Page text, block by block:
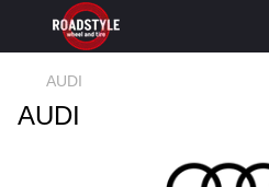
AUDI
AUDI